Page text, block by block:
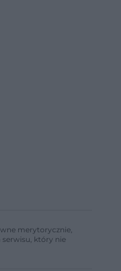
merytorycznie,
serwisu, który nie